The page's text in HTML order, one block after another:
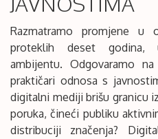
Razmatramo promjene u
proteklih deset godina,
ambijentu. Odgovaramo
praktičari odnosa s
digitalni mediji brišu granicu
poruka, čineći publiku
distribuciji značenja?